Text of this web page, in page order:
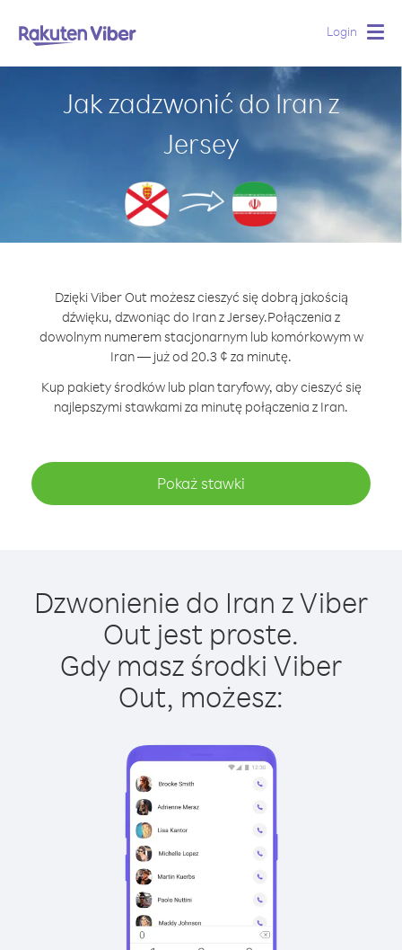
Login
Jak zadzwonić do Iran z
Jersey
Dzięki Viber Out możesz cieszyć się dobrą jakością
dźwięku, dzwoniąc do Iran z Jersey.Połączenia z
dowolnym numerem stacjonarnym lub komórkowym w
Iran — już od 20.3 ¢ za minutę.
Kup pakiety środków lub plan taryfowy, aby cieszyć się
najlepszymi stawkami za minutę połączenia z Iran.
Pokaż stawki
Dzwonienie do Iran z Viber
Out jest proste.
Gdy masz środki Viber
Out, możesz: